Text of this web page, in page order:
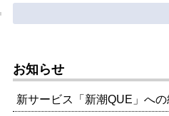
お知らせ
新サービス「新潮QUE」へ